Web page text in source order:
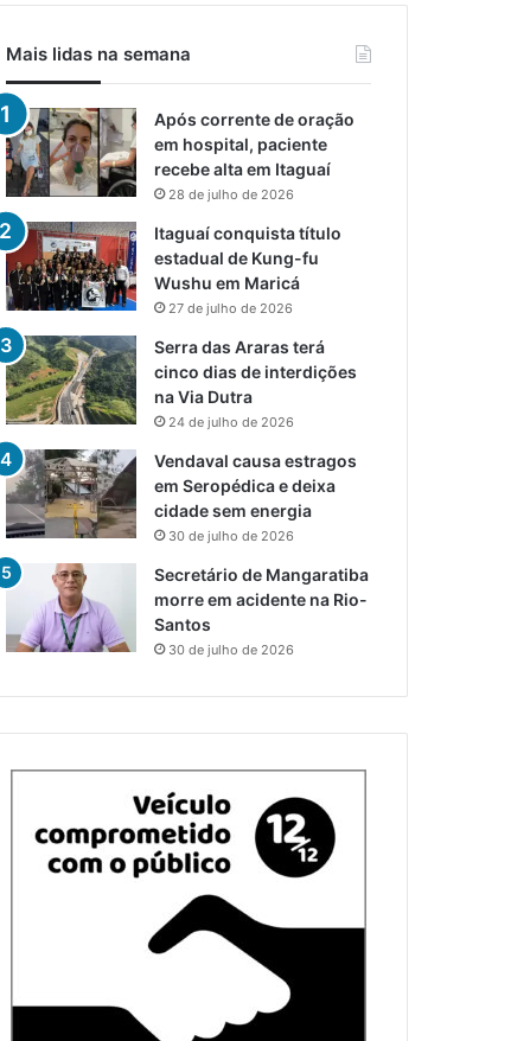
Mais lidas na semana
Após corrente de oração
em hospital, paciente
recebe alta em Itaguaí
28 de julho de 2026
Itaguaí conquista título
estadual de Kung-fu
Wushu em Maricá
27 de julho de 2026
Serra das Araras terá
cinco dias de interdições
na Via Dutra
24 de julho de 2026
Vendaval causa estragos
em Seropédica e deixa
cidade sem energia
30 de julho de 2026
Secretário de Mangaratiba
morre em acidente na Rio-
Santos
30 de julho de 2026